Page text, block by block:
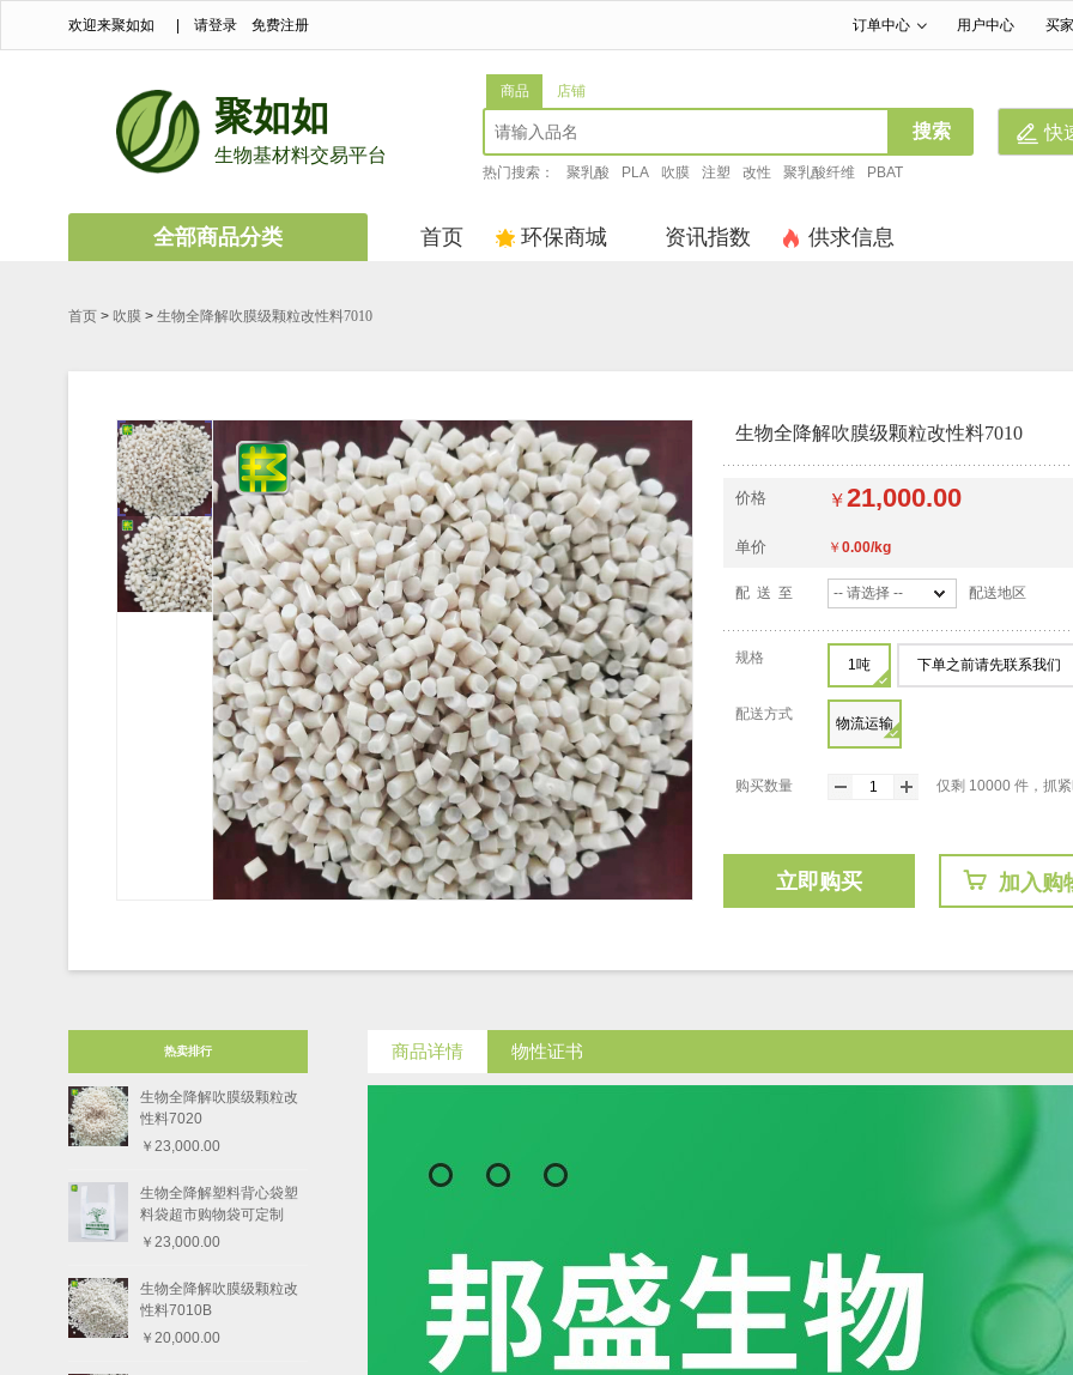
欢迎来聚如如 请登录 免费注册 订单中心 用户中心 买
聚如如
生物基材料交易平台
商品 店铺
搜索 快
热门搜索： 聚乳酸 PLA 吹膜 注塑 改性 聚乳酸纤维 PBAT
全部商品分类 首页 环保商城 资讯指数 供求信息
首页 > 吹膜 > 生物全降解吹膜级颗粒改性料7010
生物全降解吹膜级颗粒改性料7010
价格 ￥21,000.00
单价 ￥ 0.00/kg
配 送 至 -- 请选择 -- 配送地区
规格 1吨 下单之前请先联系我们
配送方式
物流运输
购买数量 仅剩 10000 件，抓
立即购买 加入购
热卖排行
生物全降解吹膜级颗粒改
性料7020
￥23,000.00
生物全降解塑料背心袋塑
料袋超市购物袋可定制
￥23,000.00
生物全降解吹膜级颗粒改
性料7010B
￥20,000.00
商品详情 物性证书